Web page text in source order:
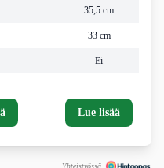
35,5 cm
33 cm
Ei
Lue lisää
Yhteistyössä